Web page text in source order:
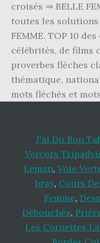
croisés ⇒ BELLE
toutes les solutions
FEMME. TOP 10
célébrités, de films
proverbes flèches
thématique,
mots fléchés et
J'ai Du Bon
Vercors
Léman, Voie
bray, Cours
Femme,
Débouchés,
Les Cornettes